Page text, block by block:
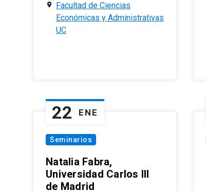
Facultad de Ciencias
Económicas y Administrativas
UC
22 ENE
Seminarios
Natalia Fabra,
Universidad Carlos III
de Madrid